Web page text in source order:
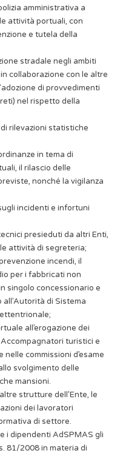
amministrativa a
attività portuali, con
e tutela della
stradale negli ambiti
collaborazione con le altre
di provvedimenti
nel rispetto della
rilevazioni statistiche
in tema di
il rilascio delle
nonché la vigilanza
incidenti e infortuni
presieduti da altri Enti,
attività di segreteria;
incendi, il
per i fabbricati non
singolo concessionario e
di Sistema
all’erogazione dei
turistici e
commissioni d’esame
svolgimento delle
mansioni.
strutture dell’Ente, le
dei lavoratori
di settore.
i dipendenti AdSPMAS gli
81/2008 in materia di